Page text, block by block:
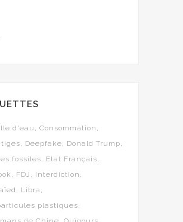
d'eau
Consommation
Deepfake
Donald Trump
fossiles
Etat Français
FDJ
Interdiction
Libra
plastiques